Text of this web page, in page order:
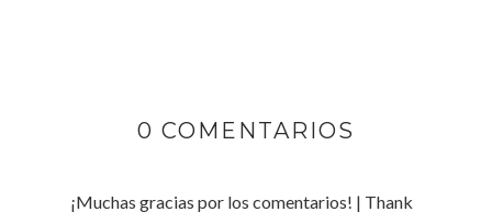
0 COMENTARIOS
¡Muchas gracias por los comentarios! | Thank